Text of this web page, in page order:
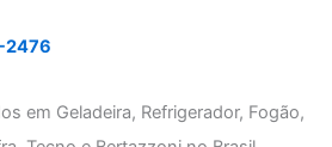
2476
em Geladeira, Refrigerador, Fogão,